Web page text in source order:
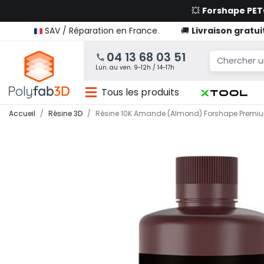
💥 Forshape
SAV / Réparation en France
🚚 Livraison
04 13 68 03 51
Lun. au ven. 9-12h / 14-17h
Tous les produits
Accueil Résine 3D Résine 10K Amande (Almond) Forshape